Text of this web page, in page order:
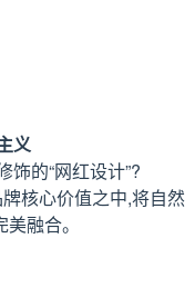
义
的“网红设计”?
核心价值之中,将自然
融合。